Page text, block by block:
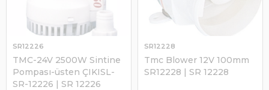
TMC-24V 2500W Sintine
Pompası-üsten ÇIKISL-
SR-12226 | SR 12226
SR12226
Tmc Blower 12V 100mm
SR12228 | SR 12228
SR12228